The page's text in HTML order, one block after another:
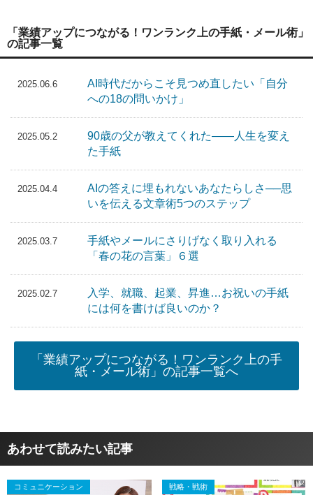
「業績アップにつながる！ワンランク上の手紙・メール術」
の記事一覧
2025.06.6
AI時代だからこそ見つめ直したい「自分
への18の問いかけ」
2025.05.2
90歳の父が教えてくれた――人生を変え
た手紙
2025.04.4
AIの答えに埋もれないあなたらしさ──思
いを伝える文章術5つのステップ
2025.03.7
手紙やメールにさりげなく取り入れる
「春の花の言葉」６選
2025.02.7
入学、就職、起業、昇進…お祝いの手紙
には何を書けば良いのか？
「業績アップにつながる！ワンランク上の手
紙・メール術」の記事一覧へ
あわせて読みたい記事
コミュニケーション 戦略・戦術